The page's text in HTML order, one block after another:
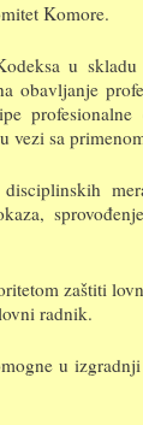
Komore.
u
obavljanje
vezi sa
zaštiti
radnik.
u